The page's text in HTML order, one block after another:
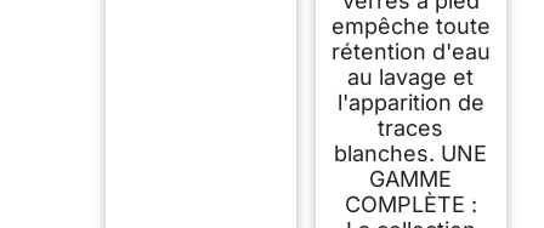
empêche toute
rétention d'eau
au lavage et
l'apparition de
traces
blanches. UNE
GAMME
COMPLÈTE :